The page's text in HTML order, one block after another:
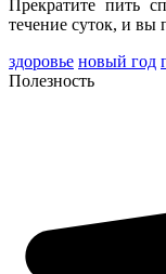
Прекратите пить
течение суток, и вы
здоровье новый год
Полезность